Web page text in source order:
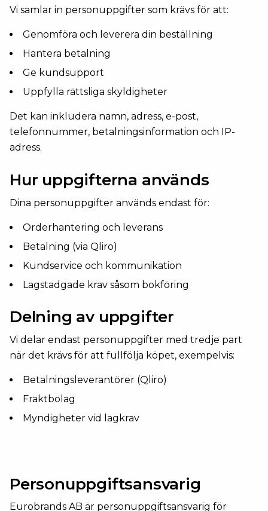
Vi samlar in personuppgifter som krävs för att:
Genomföra och leverera din beställning
Hantera betalning
Ge kundsupport
Uppfylla rättsliga skyldigheter
Det kan inkludera namn, adress, e-post,
telefonnummer, betalningsinformation och IP-
adress.
Hur uppgifterna används
Dina personuppgifter används endast för:
Orderhantering och leverans
Betalning (via Qliro)
Kundservice och kommunikation
Lagstadgade krav såsom bokföring
Delning av uppgifter
Vi delar endast personuppgifter med tredje part
när det krävs för att fullfölja köpet, exempelvis:
Betalningsleverantörer (Qliro)
Fraktbolag
Myndigheter vid lagkrav
Personuppgiftsansvarig
Eurobrands AB är personuppgiftsansvarig för